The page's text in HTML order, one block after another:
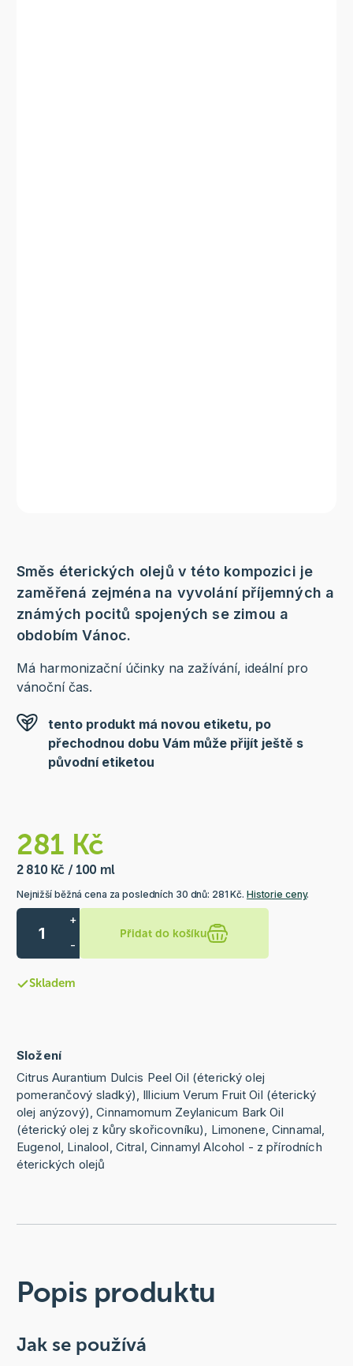
Směs éterických olejů v této kompozici je
zaměřená zejména na vyvolání příjemných a
známých pocitů spojených se zimou a
obdobím Vánoc.
Má harmonizační účinky na zažívání, ideální pro
vánoční čas.
tento produkt má novou etiketu, po
přechodnou dobu Vám může přijít ještě s
původní etiketou
281 Kč
2 810 Kč / 100 ml
Nejnižší běžná cena za posledních 30 dnů: 281 Kč. Historie ceny.
+
-
Přidat do košíku
Skladem
Složení
Citrus Aurantium Dulcis Peel Oil (éterický olej
pomerančový sladký), Illicium Verum Fruit Oil (éterický
olej anýzový), Cinnamomum Zeylanicum Bark Oil
(éterický olej z kůry skořicovníku), Limonene, Cinnamal,
Eugenol, Linalool, Citral, Cinnamyl Alcohol - z přírodních
éterických olejů
Popis produktu
Jak se používá